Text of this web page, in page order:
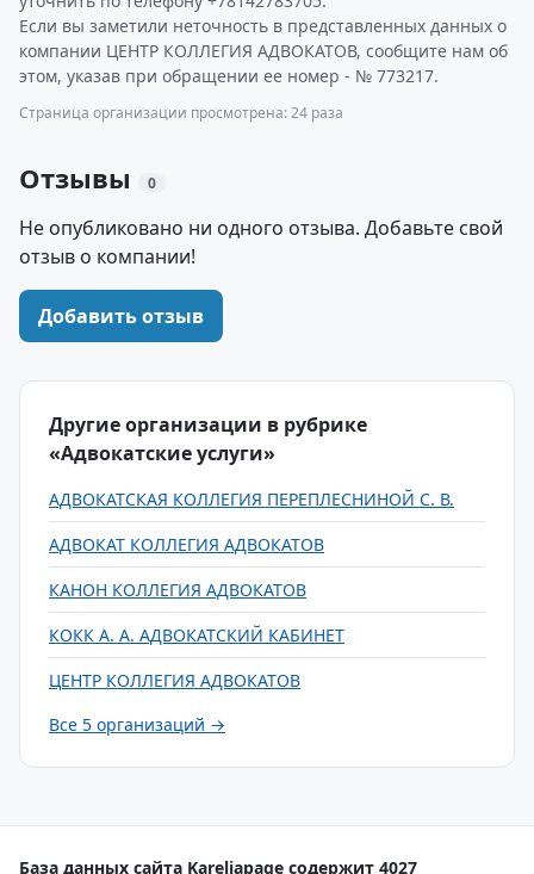
Если вы заметили неточность в представленных данных о
компании ЦЕНТР КОЛЛЕГИЯ АДВОКАТОВ, сообщите нам об
этом, указав при обращении ее номер - № 773217.
Страница организации просмотрена: 24 раза
Отзывы 0
Не опубликовано ни одного отзыва. Добавьте свой
отзыв о компании!
Добавить отзыв
Другие организации в рубрике
«Адвокатские услуги»
АДВОКАТСКАЯ КОЛЛЕГИЯ ПЕРЕПЛЕСНИНОЙ С. В.
АДВОКАТ КОЛЛЕГИЯ АДВОКАТОВ
КАНОН КОЛЛЕГИЯ АДВОКАТОВ
КОКК А. А. АДВОКАТСКИЙ КАБИНЕТ
ЦЕНТР КОЛЛЕГИЯ АДВОКАТОВ
Все 5 организаций →
База данных сайта Kareliapage содержит 4027